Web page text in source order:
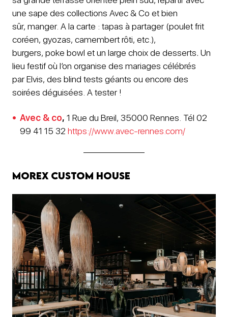
une sape des collections Avec & Co et bien
sûr, manger. A la carte : tapas à partager (poulet frit
coréen, gyozas, camembert rôti, etc.),
burgers, poke bowl et un large choix de desserts. Un
lieu festif où l’on organise des mariages célébrés
par Elvis, des blind tests géants ou encore des
soirées déguisées. A tester !
Avec & co, 1 Rue du Breil, 35000 Rennes. Tél 02
99 41 15 32 https://www.avec-rennes.com/
Morex Custom House